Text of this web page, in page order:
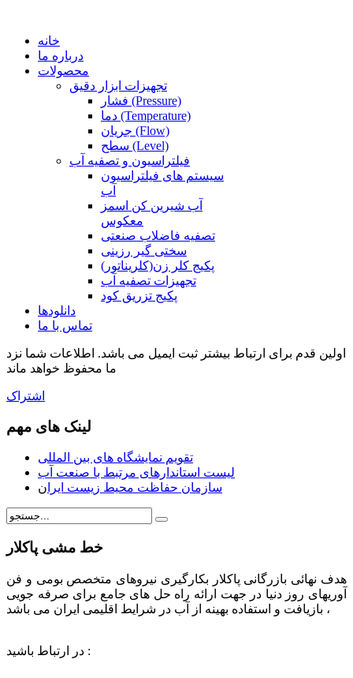
خانه
درباره ما
محصولات
تجهیزات ابزار دقیق
فشار (Pressure)
دما (Temperature)
جریان (Flow)
سطح (Level)
فیلتراسیون و تصفیه آب
سیستم های فیلتراسیون
آب
آب شیرین کن اسمز
معکوس
تصفیه فاضلاب صنعتی
سختی گیر رزینی
پکیج کلر زن(کلریناتور)
تجهیزات تصفیه آب
پکیج تزریق کود
دانلودها
تماس با ما
اولین قدم برای ارتباط بیشتر ثبت ایمیل می باشد. اطلاعات شما نزد
ما محفوظ خواهد ماند
اشتراک
لینک های مهم
تقویم نمایشگاه های بین المللی
لیست استاندارهای مرتبط با صنعت آب
سازمان حفاظت محیط زیست ایرا ن
خط مشی پاکلار
هدف نهائی بازرگانی پاکلار بکارگیری نیروهای متخصص بومی و فن
آوریهای روز دنیا در جهت ارائه راه حل های جامع برای صرفه جویی
، بازیافت و استفاده بهینه از آب در شرایط اقلیمی ایران می باشد
در ارتباط باشید :